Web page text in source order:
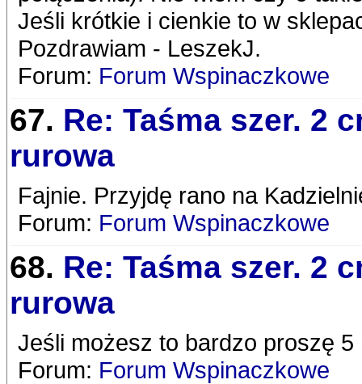
Jeśli krótkie i cienkie to w
Pozdrawiam - LeszekJ.
Forum: Forum Wspinaczkowe
67. Re: Taśma szer. 2
rurowa
Fajnie. Przyjdę rano na
Forum: Forum Wspinaczkowe
68. Re: Taśma szer. 2
rurowa
Jeśli możesz to bardzo proszę
Forum: Forum Wspinaczkowe